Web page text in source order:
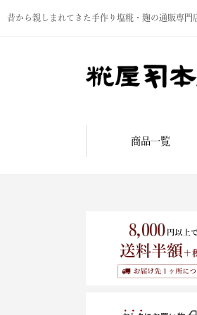
昔から親しまれてきた手作り塩糀・麹の通販専門
商品一覧